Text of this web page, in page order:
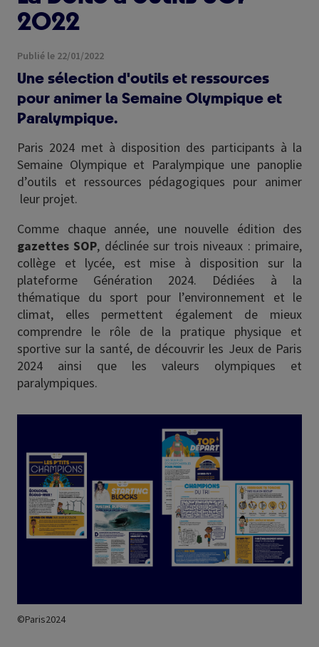
2022
Publié le 22/01/2022
Une sélection d'outils et ressources
pour animer la Semaine Olympique et
Paralympique.
Paris 2024 met à disposition des participants à la
Semaine Olympique et Paralympique une panoplie
d’outils et ressources pédagogiques pour animer
leur projet.
Comme chaque année, une nouvelle édition des
gazettes SOP, déclinée sur trois niveaux : primaire,
collège et lycée, est mise à disposition sur la
plateforme Génération 2024. Dédiées à la
thématique du sport pour l’environnement et le
climat, elles permettent également de mieux
comprendre le rôle de la pratique physique et
sportive sur la santé, de découvrir les Jeux de Paris
2024 ainsi que les valeurs olympiques et
paralympiques.
©Paris2024